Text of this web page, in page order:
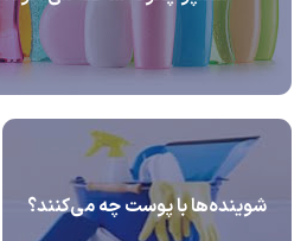
شوینده‌ها با پوست چه می‌کنند؟